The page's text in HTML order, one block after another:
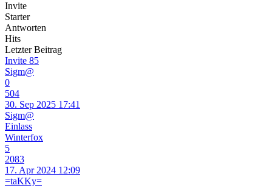
Invite
Starter
Antworten
Hits
Letzter Beitrag
Invite 85
Sigm@
0
504
30. Sep 2025 17:41
Sigm@
Einlass
Winterfox
5
2083
17. Apr 2024 12:09
=taKKy=